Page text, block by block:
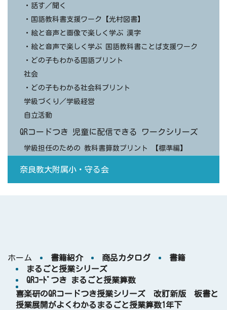
・話す／聞く
・国語教科書支援ワーク【光村図書】
・絵と音声と画像で楽しく学ぶ 漢字
・絵と音声で楽しく学ぶ 国語教科書ことば支援ワーク
・どの子もわかる国語プリント
社会
・どの子もわかる社会科プリント
学級づくり／学級経営
自立活動
QRコードつき 児童に配信できる ワークシリーズ
学級担任のための 教科書算数プリント 【標準編】
奈良教大附属小・守る会
ホーム 書籍紹介 商品カタログ
書籍
まるごと授業シリーズ
QRｺｰﾄﾞつき まるごと授業算数
喜楽研のQRコードつき授業シリーズ 改訂新版 板書と
授業展開がよくわかるまるごと授業算数1年下